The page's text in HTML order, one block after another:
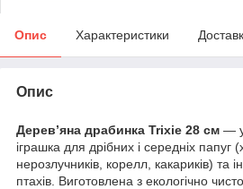
Опис Характеристики
Опис
Дерев’яна драбинка Trixie 28 см —
іграшка для дрібних і середніх папуг
нерозлучників, корелл, какариків) та
птахів. Виготовлена з екологічно